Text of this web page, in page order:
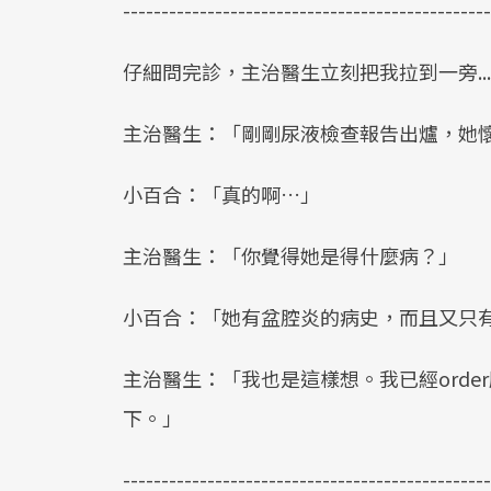
仔細問完診，主治醫生立刻把我拉到一旁
主治醫生：「剛剛尿液檢查報告出爐，她
小百合：「真的啊…」
主治醫生：「你覺得她是得什麼病？」
小百合：「她有盆腔炎的病史，而且又
主治醫生：「我也是這樣想。我已經
下。」